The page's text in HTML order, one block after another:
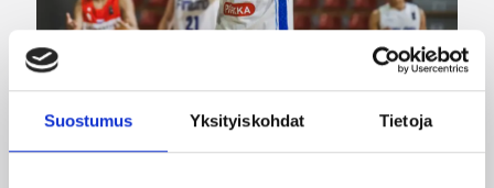
Suostumus Yksityiskohdat Tietoja